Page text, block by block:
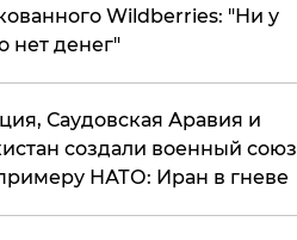
Wildberries: "Ни у
нет денег"
Саудовская Аравия и
создали военный союз
НАТО: Иран в гневе